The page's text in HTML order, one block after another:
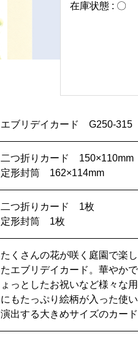
在庫状態 : 〇
エブリデイカード G250-315
二つ折りカード 150×110mm
定形封筒 162×114mm
二つ折りカード 1枚
定形封筒 1枚
たくさんの花が咲く庭園で楽
たエブリデイカード。華やか
ょっとしたお祝いなど様々な
にもたっぷり絵柄が入った使
演出する大きめサイズのカード